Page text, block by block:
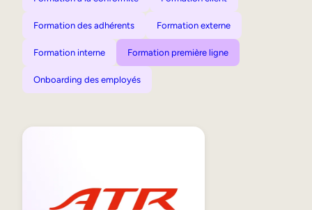
Formation des adhérents Formation externe
Formation interne Formation première ligne
Onboarding des employés